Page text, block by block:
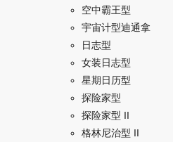
空中霸王型
宇宙计型迪通拿
日志型
女装日志型
星期日历型
探险家型
探险家型 II
格林尼治型 II